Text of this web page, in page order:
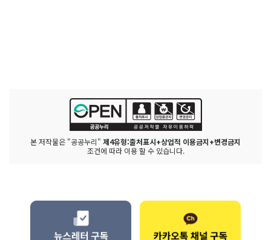
본 저작물은 "공공누리" 제4유형:출처표시+상업적 이용금지+변경금지
조건에 따라 이용 할 수 있습니다.